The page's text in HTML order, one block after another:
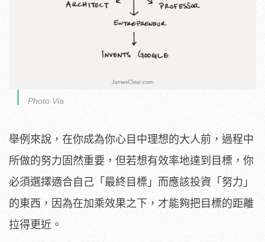
Photo Via
舉例來說，在你成為你心目中理想的大人前，過程中
所做的努力固然重要，但若想有效率地達到目標，你
必須選擇適合自己「最終目標」而應該投資「努力」
的東西，因為在加乘效果之下，才能夠把目標的距離
拉得更近。